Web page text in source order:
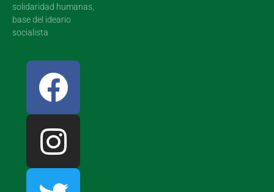
solidaridad humanas,
base del ideario
socialista